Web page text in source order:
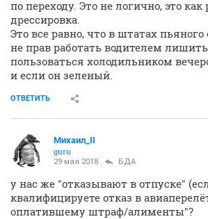
по переходу. Это не логично, это как
дрессировка.
Это все равно, что в штатах
не прав работать водителем
пользоваться холодильником
и если он зеленый.
ОТВЕТИТЬ
Михаил_II
guru
29 мая 2018 БДА
у нас же "отказывают в отпуске"
квалифицируете отказ в
оплатившему штраф/алименты"?